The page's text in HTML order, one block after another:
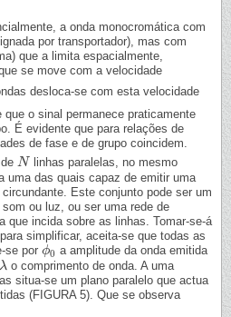
a onda monocromática com
por transportador), mas com
que a limita espacialmente,
se move com a velocidade
desloca-se com esta velocidade
que o sinal permanece praticamente
É evidente que para relações de
de fase e de grupo coincidem.
N
N linhas paralelas, no mesmo
uma das quais capaz de emitir uma
Este conjunto pode ser um
ou luz, ou ser uma rede de
que incida sobre as linhas. Tomar-se-á
simplificar, aceita-se que todas as
se por ϕ0
ϕ0 a amplitude da onda emitida
λ
λ o comprimento de onda. A uma
situa-se um plano paralelo que actua
(FIGURA 5). Que se observa